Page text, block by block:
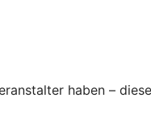
haben –